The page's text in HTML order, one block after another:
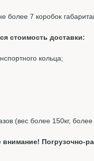
более 7 коробок
стоимость доставки:
кольца;
(вес более 150кг,
Погрузочно-